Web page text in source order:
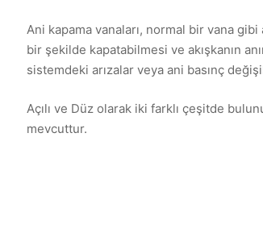
Ani kapama vanaları, normal bir vana gibi
bir şekilde kapatabilmesi ve akışkanın
sistemdeki arızalar veya ani basınç
Açılı ve Düz olarak iki farklı çeşitde
mevcuttur.